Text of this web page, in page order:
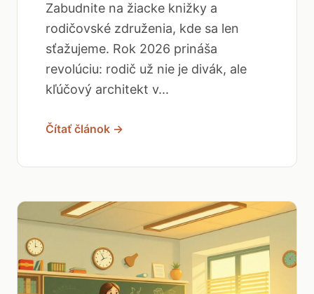
Zabudnite na žiacke knižky a
rodičovské združenia, kde sa len
sťažujeme. Rok 2026 prináša
revolúciu: rodič už nie je divák, ale
kľúčový architekt v...
Čítať článok →